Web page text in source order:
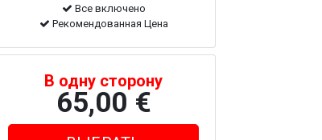
Все включено
Рекомендованная Цена
В одну сторону
65,00 €